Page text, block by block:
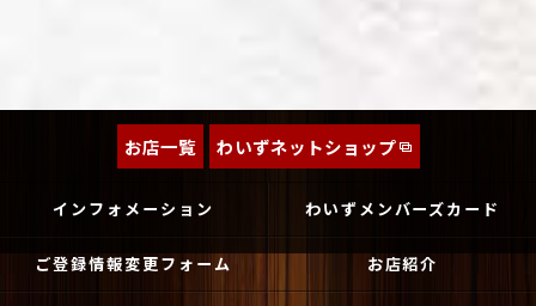
お店一覧 わいずネットショップ
インフォメーション わいずメンバーズカード
ご登録情報変更フォーム お店紹介